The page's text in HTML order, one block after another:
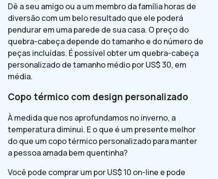
Dê a seu amigo ou a um membro da família horas de
diversão com um belo resultado que ele poderá
pendurar em uma parede de sua casa. O preço do
quebra-cabeça depende do tamanho e do número de
peças incluídas. É possível obter um quebra-cabeça
personalizado de tamanho médio por US$ 30, em
média.
Copo térmico com design personalizado
À medida que nos aprofundamos no inverno, a
temperatura diminui. E o que é um presente melhor
do que um copo térmico personalizado para manter
a pessoa amada bem quentinha?
Você pode comprar um por US$ 10 on-line e pode